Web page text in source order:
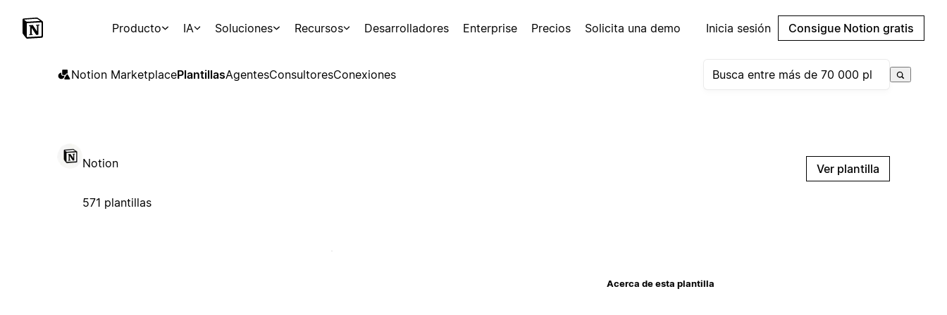
Producto IA Soluciones Recursos Desarrolladores Enterprise Precios Solicita una demo Inicia sesión Consigue Notion gratis
Notion MarketplacePlantillasAgentesConsultoresConexiones
Notion
571 plantillas
Ver plantilla
Acerca de esta plantilla